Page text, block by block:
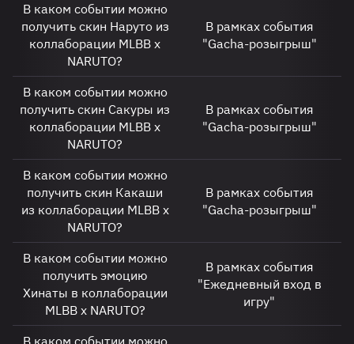
В каком событии можно
получить скин Наруто из
коллаборации MLBB x
NARUTO?
В рамках события
"Gacha-розыгрыш"
В каком событии можно
получить скин Сакуры из
коллаборации MLBB x
NARUTO?
В рамках события
"Gacha-розыгрыш"
В каком событии можно
получить скин Какаши
из коллаборации MLBB x
NARUTO?
В рамках события
"Gacha-розыгрыш"
В каком событии можно
получить эмоцию
Хинаты в коллаборации
MLBB x NARUTO?
В рамках события
"Ежедневный вход в
игру"